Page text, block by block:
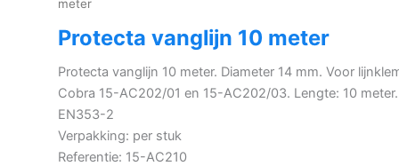
meter
Protecta vanglijn 10 meter
Protecta vanglijn 10 meter. Diameter 14 mm. Voor
Cobra 15-AC202/01 en 15-AC202/03. Lengte: 10 meter.
EN353-2
Verpakking: per stuk
Referentie: 15-AC210